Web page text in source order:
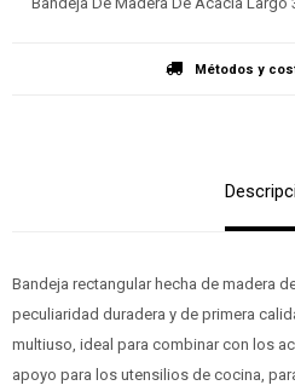
Métodos y
Bandeja rectangular hecha de madera
peculiaridad duradera y de primera
multiuso, ideal para combinar con los
apoyo para los utensilios de cocina,